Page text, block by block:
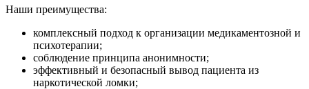
Наши преимущества:
комплексный подход к организации медикаментозной и
психотерапии;
соблюдение принципа анонимности;
эффективный и безопасный вывод пациента из
наркотической ломки;